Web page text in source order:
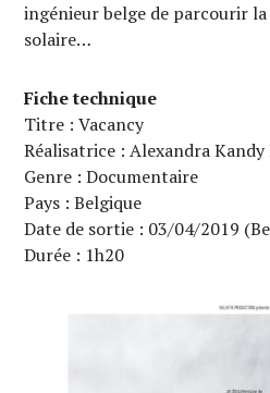
ingénieur belge de parcourir
solaire…
Fiche technique
Titre : Vacancy
Réalisatrice : Alexandra
Genre : Documentaire
Pays : Belgique
Date de sortie : 03/04/2019
Durée : 1h20